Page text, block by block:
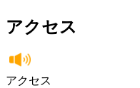
アクセス
アクセス